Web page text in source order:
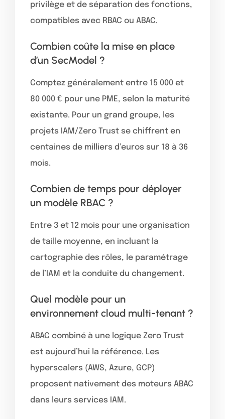
privilège et de séparation des fonctions,
compatibles avec RBAC ou ABAC.
Combien coûte la mise en place
d’un SecModel ?
Comptez généralement entre 15 000 et
80 000 € pour une PME, selon la maturité
existante. Pour un grand groupe, les
projets IAM/Zero Trust se chiffrent en
centaines de milliers d’euros sur 18 à 36
mois.
Combien de temps pour déployer
un modèle RBAC ?
Entre 3 et 12 mois pour une organisation
de taille moyenne, en incluant la
cartographie des rôles, le paramétrage
de l’IAM et la conduite du changement.
Quel modèle pour un
environnement cloud multi-tenant ?
ABAC combiné à une logique Zero Trust
est aujourd’hui la référence. Les
hyperscalers (AWS, Azure, GCP)
proposent nativement des moteurs ABAC
dans leurs services IAM.